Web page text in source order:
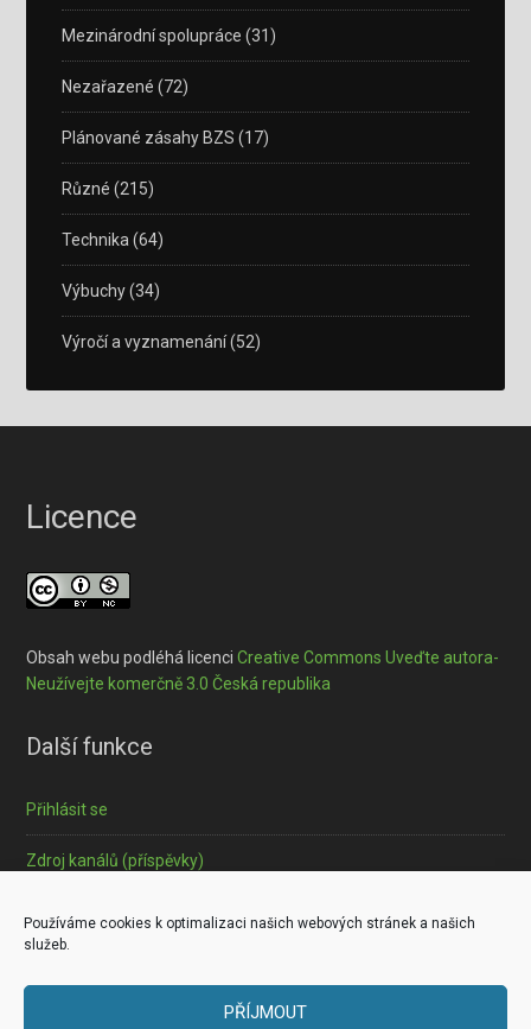
Používáme cookies k optimalizaci našich webových stránek a našich
služeb.
PŘÍJMOUT
Mezinárodní spolupráce (31)
Nezařazené (72)
Plánované zásahy BZS (17)
Různé (215)
Technika (64)
Výbuchy(34)
Výročí a vyznamenání(52)
Licence
Obsah webu podléhá licenciCreative Commons Uveďte autora-
Neužívejte komerčně 3.0 Česká republika
Další funkce
Přihlásit se
Zdroj kanálů (příspěvky)